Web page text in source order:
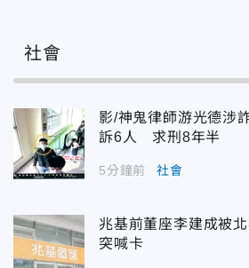
社會
影/神鬼律師游光德涉
訴6人 求刑8年半
5分鐘前 社會
兆基前董座李建成被
突喊卡